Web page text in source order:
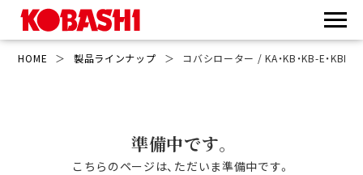
HOME ＞ 製品ラインナップ ＞ コバシローター / KA・KB・KB-E・KBM・
準備中です。
こちらのページは、ただいま準備中です。